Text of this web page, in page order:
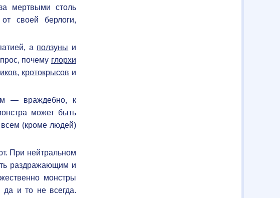
мертвыми столь
своей берлоги,
а ползуны и
почему глорхи
, кротокрысов и
— враждебно, к
может быть
всем (кроме людей)
При нейтральном
раздражающим и
монстры
да и то не всегда.